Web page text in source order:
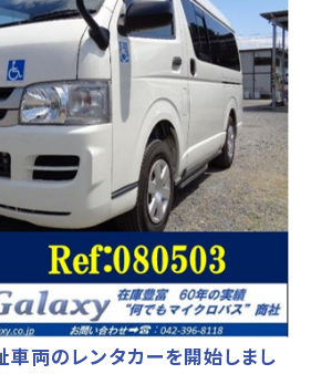
両のレンタカーを開始しまし